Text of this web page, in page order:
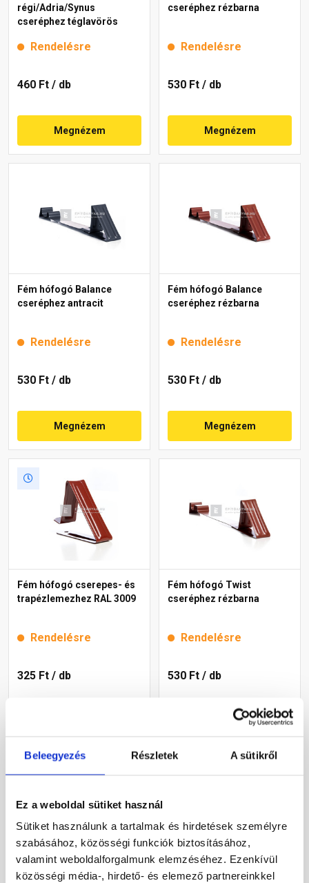
Beleegyezés Részletek A sütikről
Ez a weboldal sütiket használ
Sütiket használunk a tartalmak és hirdetések személyre
szabásához, közösségi funkciók biztosításához,
valamint weboldalforgalmunk elemzéséhez. Ezenkívül
közösségi média-, hirdető- és elemező partnereinkkel
régi/Adria/Synus
cseréphez téglavörös
Rendelésre
460 Ft / db
Megnézem
cseréphez rézbarna
Rendelésre
530 Ft / db
Megnézem
Fém hófogó Balance
cseréphez antracit
Rendelésre
530 Ft / db
Megnézem
Fém hófogó Balance
cseréphez rézbarna
Rendelésre
530 Ft / db
Megnézem
Fém hófogó cserepes- és
trapézlemezhez RAL 3009
Rendelésre
325 Ft / db
Fém hófogó Twist
cseréphez rézbarna
Rendelésre
530 Ft / db
Megnézem
Fém hófogó Bolero Fém hófogó Twist